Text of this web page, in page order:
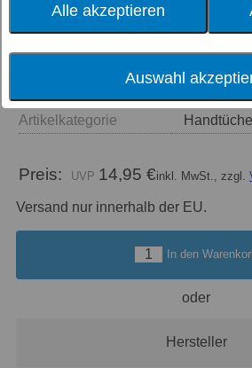
Alle akzeptieren
Auswahl
Artikelkategorie
Preis: 14,95 €inkl. MwSt., zzgl.
Versand nur innerhalb der EU.
In den
oder
Hersteller